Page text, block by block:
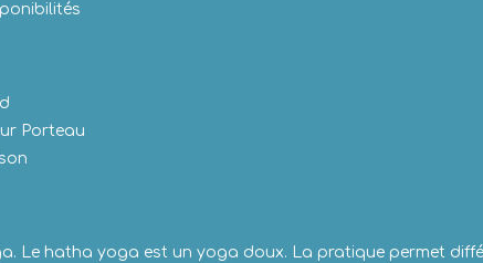
Porteau
Le hatha yoga est un yoga doux. La pratique permet